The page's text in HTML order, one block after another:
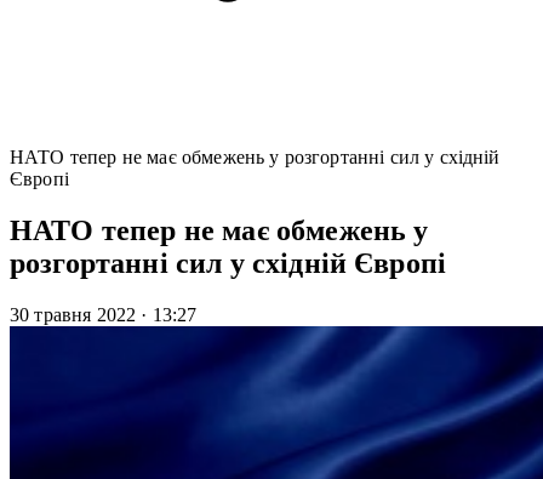
НАТО тепер не має обмежень у розгортанні сил у східній
Європі
НАТО тепер не має обмежень у
розгортанні сил у східній Європі
30 травня 2022 · 13:27